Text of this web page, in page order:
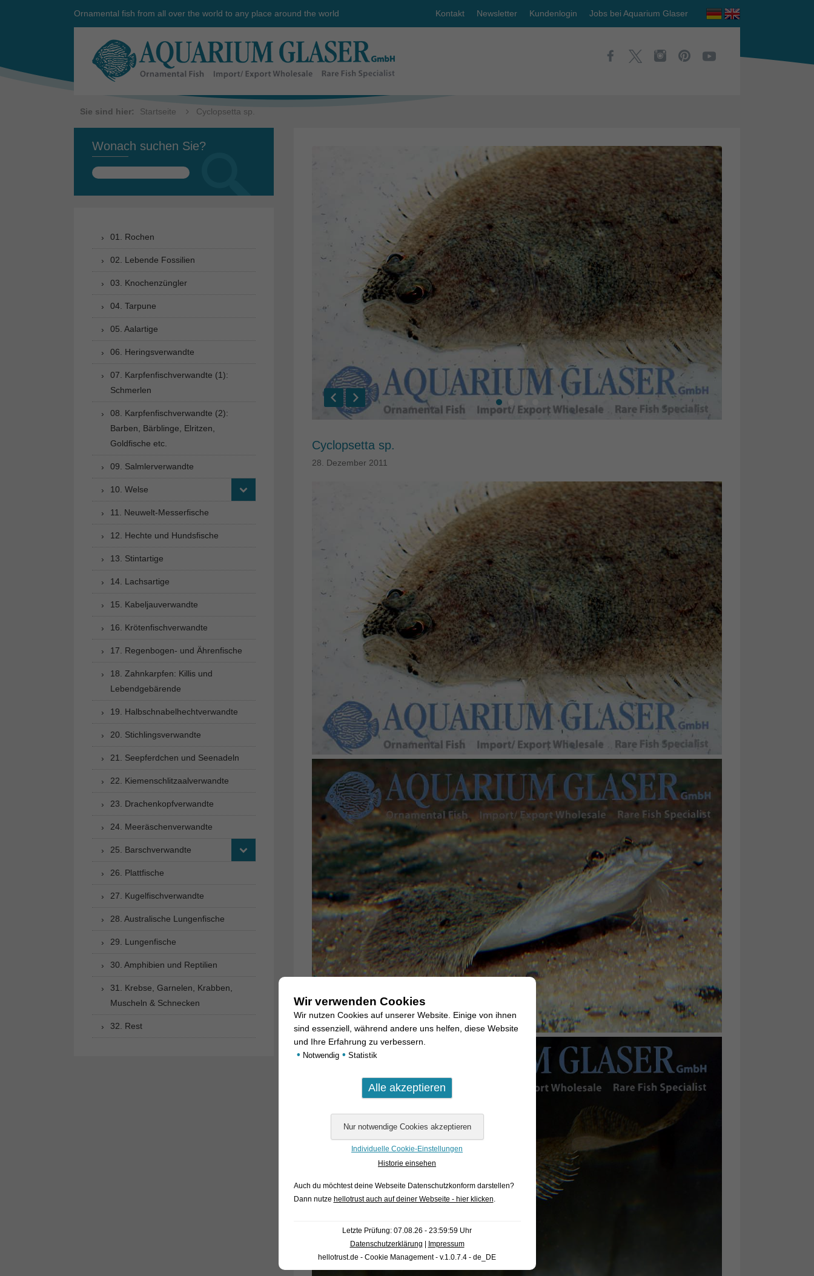
Ornamental fish from all over the world to any place around the world Kontakt Newsletter Kundenlogin Jobs bei Aquarium Glaser
Sie sind hier: Startseite Cyclopsetta sp.
Cyclopsetta sp.
28. Dezember 2011
Wonach suchen Sie?
Suchen
01. Rochen
02. Lebende Fossilien
03. Knochenzüngler
04. Tarpune
05. Aalartige
06. Heringsverwandte
07. Karpfenfischverwandte (1):
Schmerlen
08. Karpfenfischverwandte (2):
Barben, Bärblinge, Elritzen,
Goldfische etc.
09. Salmlerverwandte
10. Welse
11. Neuwelt-Messerfische
12. Hechte und Hundsfische
13. Stintartige
14. Lachsartige
15. Kabeljauverwandte
16. Krötenfischverwandte
17. Regenbogen- und Ährenfische
18. Zahnkarpfen: Killis und
Lebendgebärende
19. Halbschnabelhechtverwandte
20. Stichlingsverwandte
21. Seepferdchen und Seenadeln
22. Kiemenschlitzaalverwandte
23. Drachenkopfverwandte
24. Meeräschenverwandte
25. Barschverwandte
26. Plattfische
27. Kugelfischverwandte
28. Australische Lungenfische
29. Lungenfische
30. Amphibien und Reptilien
31. Krebse, Garnelen, Krabben,
Muscheln & Schnecken
32. Rest
Wir verwenden Cookies
Wir nutzen Cookies auf unserer Website. Einige von ihnen
sind essenziell, während andere uns helfen, diese Website
und Ihre Erfahrung zu verbessern.
• Notwendig • Statistik
Individuelle Cookie-Einstellungen
Historie einsehen
Auch du möchtest deine Webseite Datenschutzkonform darstellen?
Dann nutze hellotrust auch auf deiner Webseite - hier klicken
Letzte Prüfung: 07.08.26 - 23:59:59 Uhr
Datenschutzerklärung | Impressum
hellotrust.de - Cookie Management - v.1.0.7.4 - de_DE